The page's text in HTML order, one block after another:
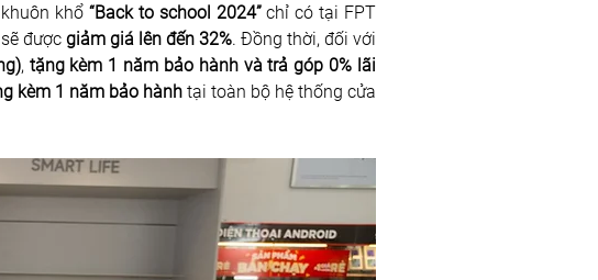
khuôn khổ “Back to school 2024” chỉ có tại FPT
được giảm giá lên đến 32%. Đồng thời, đối với
, tặng kèm 1 năm bảo hành và trả góp 0% lãi
kèm 1 năm bảo hành tại toàn bộ hệ thống cửa